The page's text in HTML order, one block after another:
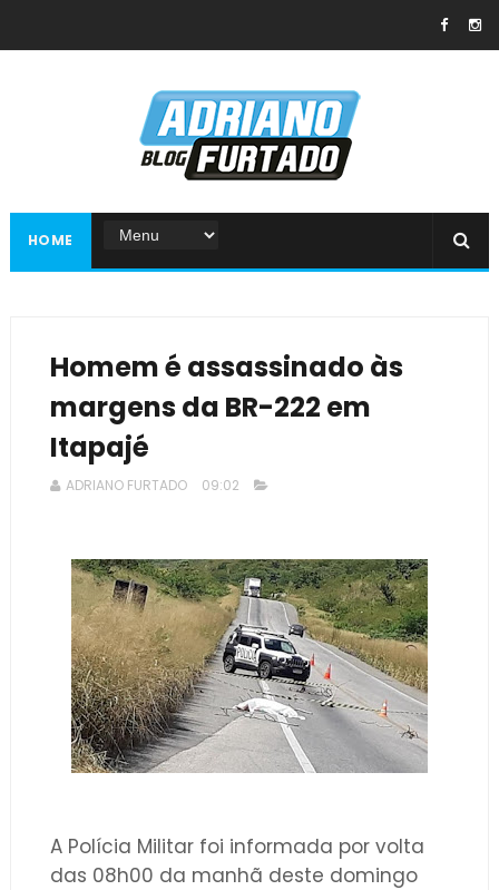
HOME
Homem é assassinado às
margens da BR-222 em
Itapajé
ADRIANO FURTADO 09:02
A Polícia Militar foi informada por volta
das 08h00 da manhã deste domingo